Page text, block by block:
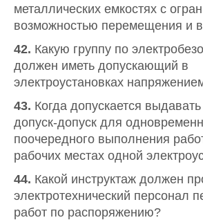
металлических емкостях с
возможностью перемещения и
42. Какую группу по
должен иметь допускающий в
электроустановках
43. Когда допускается
допуск-допуск для
поочередного выполнения
рабочих местах одной
44. Какой инструктаж должен
электротехнический персонал
работ по распоряжению?